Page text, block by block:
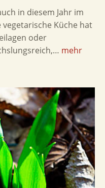
in diesem Jahr im
vegetarische Küche hat
oder
mehr